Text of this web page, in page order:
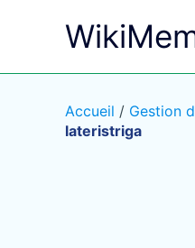
Accueil / Gestion
lateristriga